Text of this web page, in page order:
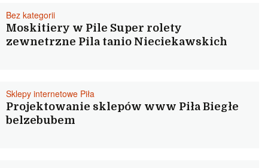
Bez kategorii
Moskitiery w Pile Super rolety
zewnetrzne Pila tanio Nieciekawskich
Sklepy internetowe Piła
Projektowanie sklepów www Piła Biegłe
belzebubem